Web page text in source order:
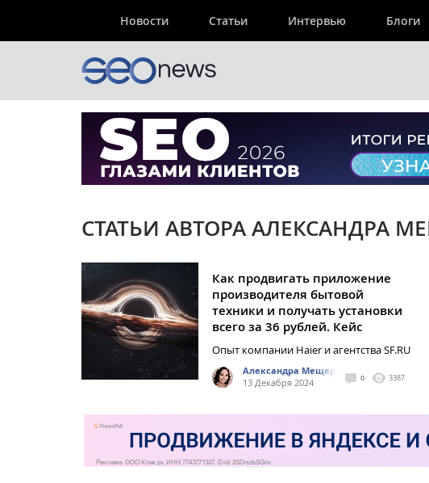
Новости Статьи Интервью Блоги
СТАТЬИ АВТОРА АЛЕКСАНДРА
Как продвигать приложение
производителя бытовой
техники и получать установки
всего за 36 рублей. Кейс
Опыт компании Haier и агентства SF.RU
Александра Мещерякова
13 Декабря 2024
0 3387